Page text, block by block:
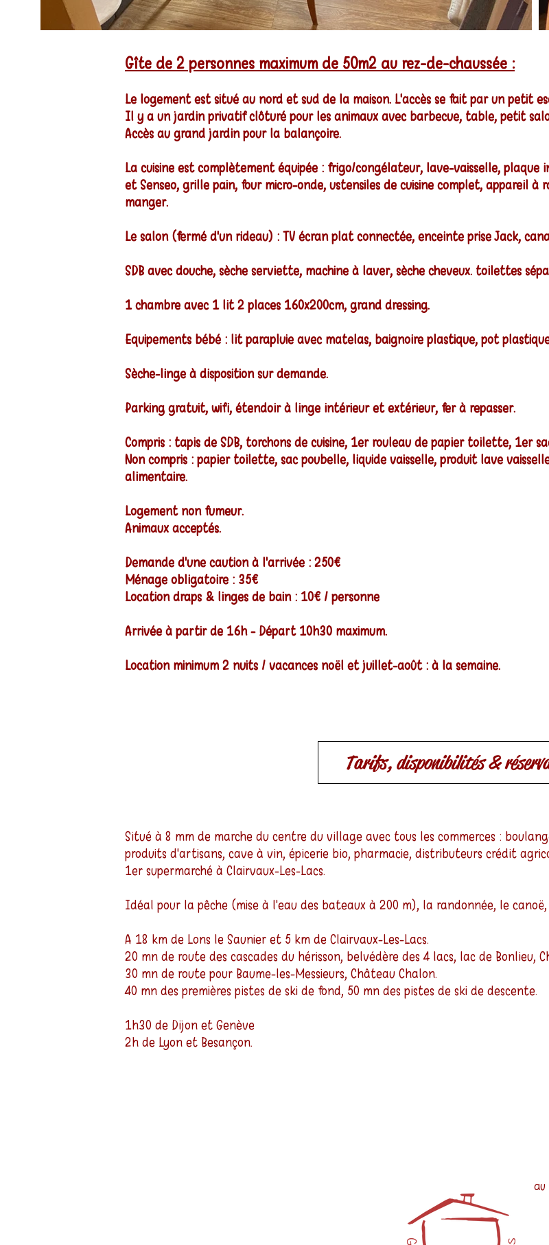
Gîte de 2 personnes maximum de 50m2 au rez-de-chaussée :
Le logement est situé au nord et sud de la maison. L'accès se fait par un petit
Il y a un jardin privatif clôturé pour les animaux avec barbecue, table, petit
Accès au grand jardin pour la balançoire.
La cuisine est complètement équipée : frigo/congélateur, lave-vaisselle,
et Senseo, grille pain, four micro-onde, ustensiles de cuisine complet, appareil
manger.
Le salon (fermé d'un rideau) : TV écran plat connectée, enceinte prise Jack,
SDB avec douche, sèche serviette, machine à laver, sèche cheveux. toilettes
1 chambre avec 1 lit 2 places 160x200cm, grand dressing.
Equipements bébé : lit parapluie avec matelas, baignoire plastique, pot
Sèche-linge à disposition sur demande.
Parking gratuit, wifi, étendoir à linge intérieur et extérieur, fer à repasser.
Compris : tapis de SDB, torchons de cuisine, 1er rouleau de papier toilette, 1er
Non compris : papier toilette, sac poubelle, liquide vaisselle, produit lave
alimentaire.
Logement non fumeur.
Animaux acceptés.
Demande d'une caution à l'arrivée : 250€
Ménage obligatoire : 35€
Location draps & linges de bain : 10€ / personne
Arrivée à partir de 16h - Départ 10h30 maximum.
Location minimum 2 nuits / vacances noël et juillet-août : à la semaine.
Tarifs, disponibilités &
Situé à 8 mm de marche du centre du village avec tous les commerces :
produits d'artisans, cave à vin, épicerie bio, pharmacie, distributeurs crédit
1er supermarché à Clairvaux-Les-Lacs.
Idéal pour la pêche (mise à l'eau des bateaux à 200 m), la randonnée, le canoë,
A 18 km de Lons le Saunier et 5 km de Clairvaux-Les-Lacs.
20 mn de route des cascades du hérisson, belvédère des 4 lacs, lac de Bonlieu,
30 mn de route pour Baume-les-Messieurs, Château Chalon.
40 mn des premières pistes de ski de fond, 50 mn des pistes de ski de descente.
1h30 de Dijon et Genève
2h de Lyon et Besançon.
au